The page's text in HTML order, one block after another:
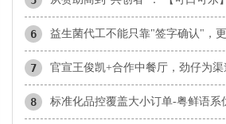
6
7
8